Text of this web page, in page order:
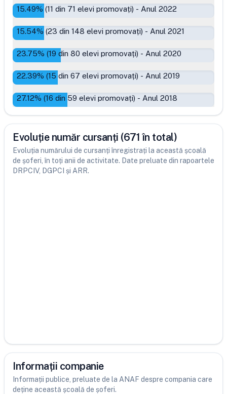
15.49% (11 din 71 elevi promovați) - Anul 2022
15.54% (23 din 148 elevi promovați) - Anul 2021
23.75% (19 din 80 elevi promovați) - Anul 2020
22.39% (15 din 67 elevi promovați) - Anul 2019
27.12% (16 din 59 elevi promovați) - Anul 2018
Evoluție număr cursanți (671 în total)
Evoluția numărului de cursanți înregistrați la această școală
de șoferi, în toți anii de activitate. Date preluate din rapoartele
DRPCIV, DGPCI și ARR.
Informații companie
Informații publice, preluate de la ANAF despre compania care
deține această școală de șoferi.